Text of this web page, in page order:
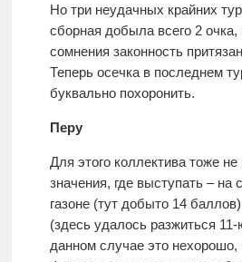
Но три неудачных крайних
сборная добыла всего 2 очка,
сомнения законность
Теперь осечка в последнем
буквально похоронить.
Перу
Для этого коллектива тоже не
значения, где выступать – на
газоне (тут добыто 14
(здесь удалось разжиться
данном случае это нехорошо,